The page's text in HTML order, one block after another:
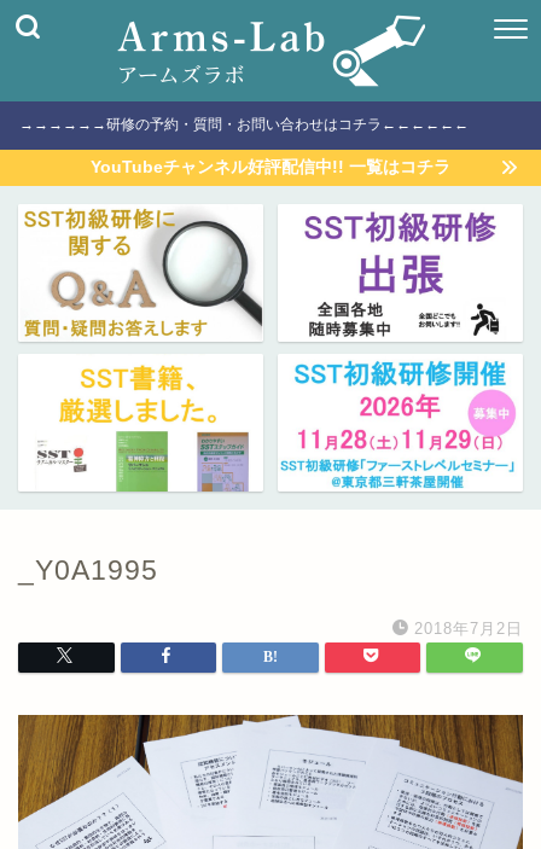
→→→→→→研修の予約・質問・お問い合わせはコチラ←←←←←←
YouTubeチャンネル好評配信中!! 一覧はコチラ
_Y0A1995
2018年7月2日